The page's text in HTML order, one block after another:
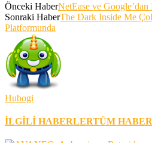
Önceki HaberNetEase ve Google’dan
Sonraki HaberThe Dark Inside Me
Platformunda
Hubogi
İLGİLİ HABERLERTÜM